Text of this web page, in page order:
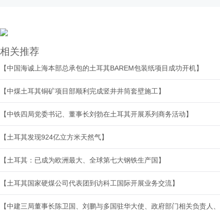
相关推荐
【中国海诚上海本部总承包的土耳其BAREM包装纸项目成功开机】
【中煤土耳其铜矿项目部顺利完成竖井井筒套壁施工】
【中铁四局党委书记、董事长刘勃在土耳其开展系列商务活动】
【土耳其发现924亿立方米天然气】
【土耳其：已成为欧洲最大、全球第七大钢铁生产国】
【土耳其国家硬煤公司代表团到访科工国际开展业务交流】
【中建三局董事长陈卫国、刘鹏与多国驻华大使、政府部门相关负责人